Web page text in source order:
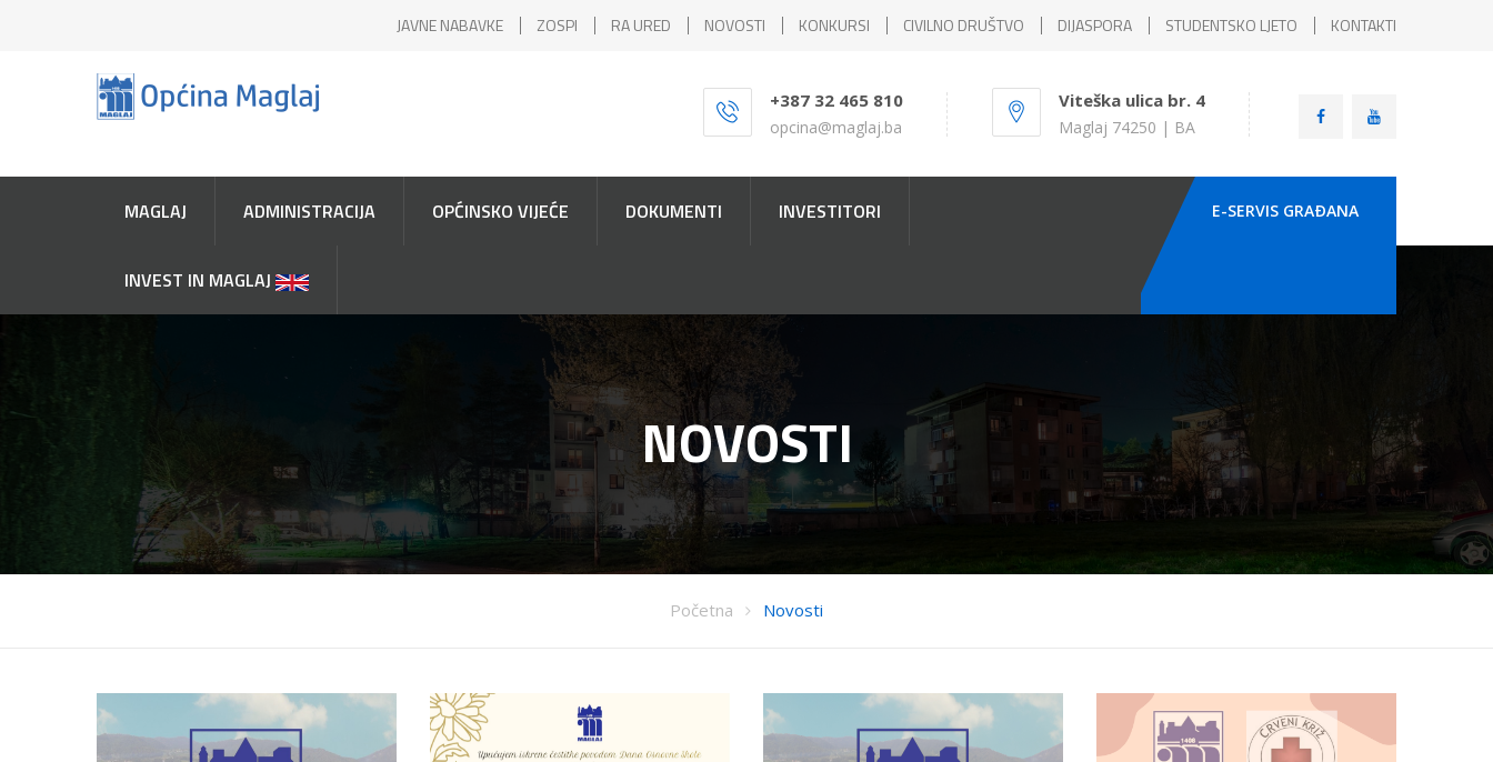
JAVNE NABAVKE ZOSPI RA URED NOVOSTI KONKURSI CIVILNO DRUŠTVO DIJASPORA STUDENTSKO LJETO KONTAKTI
+387 32 465 810
opcina@maglaj.ba
Viteška ulica br. 4
Maglaj 74250 | BA
MAGLAJ ADMINISTRACIJA OPĆINSKO VIJEĆE DOKUMENTI INVESTITORI
INVEST IN MAGLAJ
E-SERVIS GRAÐANA
NOVOSTI
Početna Novosti